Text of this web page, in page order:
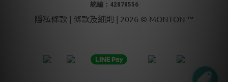
統編：42870556
隱私條款 | 條款及細則 | 2026 © MONTON ™